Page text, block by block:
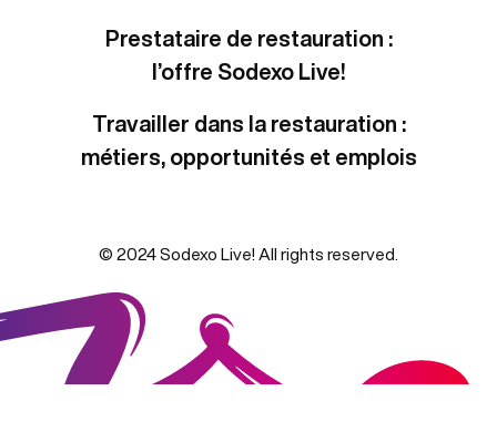
Prestataire de restauration :
l’offre Sodexo Live!
Travailler dans la restauration :
métiers, opportunités et emplois
© 2024 Sodexo Live! All rights reserved.